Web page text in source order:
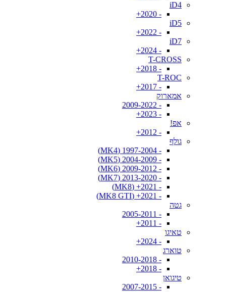
iD4
- 2020+
iD5
- 2022+
iD7
- 2024+
T-CROSS
- 2018+
T-ROC
- 2017+
אמארוק
- 2009-2022
- 2023+
אפ!
- 2012+
גולף
- 1997-2004 (MK4)
- 2004-2009 (MK5)
- 2009-2012 (MK6)
- 2013-2020 (MK7)
- 2021+ (MK8)
- 2021+ (MK8 GTI)
גטה
- 2005-2011
- 2011+
טאיגו
- 2024+
טוארג
- 2010-2018
- 2018+
טיגואן
- 2007-2015